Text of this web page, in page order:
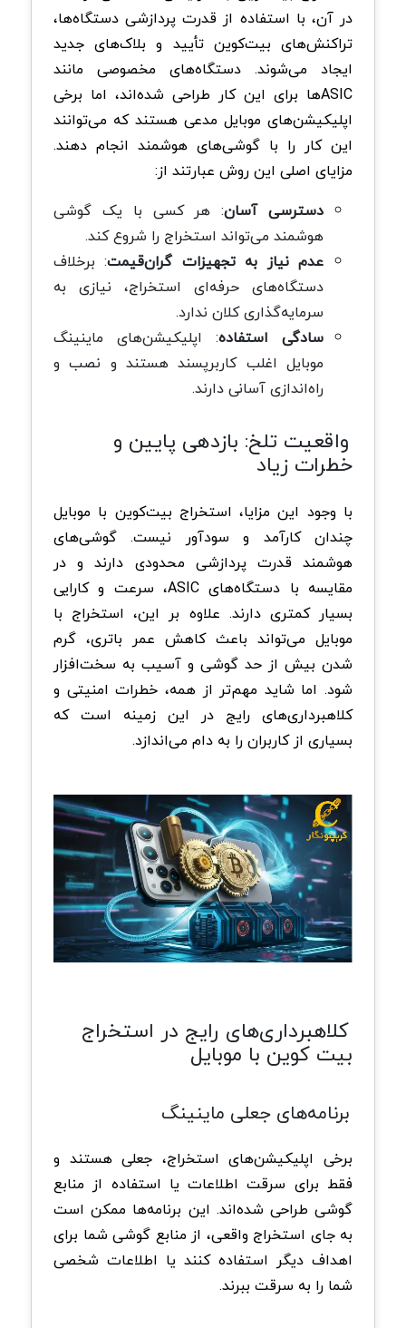
در آن، با استفاده از قدرت پردازشی دستگاه‌ها،
تراکنش‌های بیت‌کوین تأیید و بلاک‌های جدید
ایجاد می‌شوند. دستگاه‌های مخصوصی مانند
ASICها برای این کار طراحی شده‌اند، اما برخی
اپلیکیشن‌های موبایل مدعی هستند که می‌توانند
این کار را با گوشی‌های هوشمند انجام دهند.
مزایای اصلی این روش عبارتند از:
دسترسی آسان: هر کسی با یک گوشی
هوشمند می‌تواند استخراج را شروع کند.
عدم نیاز به تجهیزات گران‌قیمت: برخلاف
دستگاه‌های حرفه‌ای استخراج، نیازی به
سرمایه‌گذاری کلان ندارد.
سادگی استفاده: اپلیکیشن‌های ماینینگ
موبایل اغلب کاربرپسند هستند و نصب و
راه‌اندازی آسانی دارند.
واقعیت تلخ: بازدهی پایین و
خطرات زیاد
با وجود این مزایا، استخراج بیت‌کوین با موبایل
چندان کارآمد و سودآور نیست. گوشی‌های
هوشمند قدرت پردازشی محدودی دارند و در
مقایسه با دستگاه‌های ASIC، سرعت و کارایی
بسیار کمتری دارند. علاوه بر این، استخراج با
موبایل می‌تواند باعث کاهش عمر باتری، گرم
شدن بیش از حد گوشی و آسیب به سخت‌افزار
شود. اما شاید مهم‌تر از همه، خطرات امنیتی و
کلاهبرداری‌های رایج در این زمینه است که
بسیاری از کاربران را به دام می‌اندازد.
کلاهبرداری‌های رایج در استخراج
بیت کوین با موبایل
برنامه‌های جعلی ماینینگ
برخی اپلیکیشن‌های استخراج، جعلی هستند و
فقط برای سرقت اطلاعات یا استفاده از منابع
گوشی طراحی شده‌اند. این برنامه‌ها ممکن است
به جای استخراج واقعی، از منابع گوشی شما برای
اهداف دیگر استفاده کنند یا اطلاعات شخصی
شما را به سرقت ببرند.